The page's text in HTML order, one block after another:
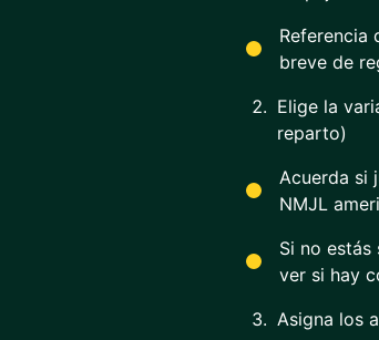
Referencia
breve de
Elige la
reparto)
Acuerda si
NMJL
Si no estás
ver si hay
Asigna los